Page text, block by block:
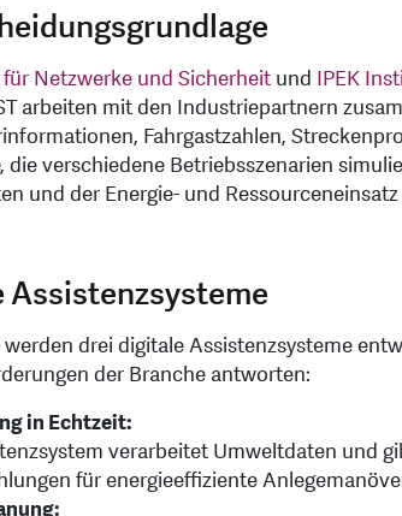
Netzwerke und Sicherheitund IPEK
arbeiten mit den Industriepartnern
Fahrgastzahlen,
die verschiedene Betriebsszenarien
und der Energie- und
drei digitale Assistenzsysteme
der Branche antworten:
in Echtzeit:
verarbeitet Umweltdaten und
für energieeffiziente